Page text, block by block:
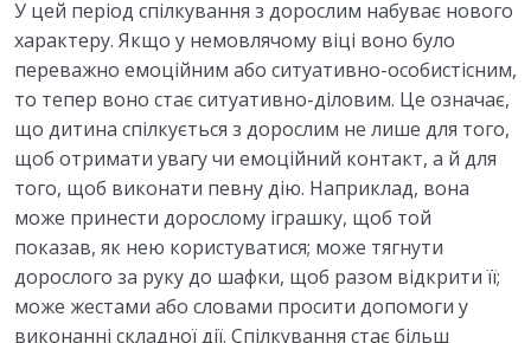
У цей період спілкування з дорослим набуває нового
характеру. Якщо у немовлячому віці воно було
переважно емоційним або ситуативно-особистісним,
то тепер воно стає ситуативно-діловим. Це означає,
що дитина спілкується з дорослим не лише для того,
щоб отримати увагу чи емоційний контакт, а й для
того, щоб виконати певну дію. Наприклад, вона
може принести дорослому іграшку, щоб той
показав, як нею користуватися; може тягнути
дорослого за руку до шафки, щоб разом відкрити її;
може жестами або словами просити допомоги у
виконанні складної дії. Спілкування стає більш